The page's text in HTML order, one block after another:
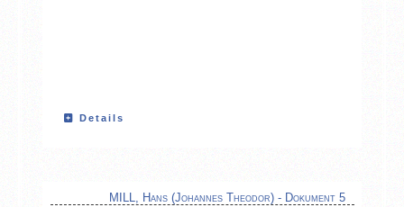
Details
MILL, Hans (Johannes Theodor) - Dokument 5